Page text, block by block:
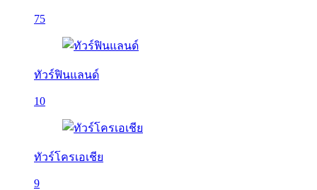
75
ทัวร์ฟินแลนด์
10
ทัวร์โครเอเชีย
9